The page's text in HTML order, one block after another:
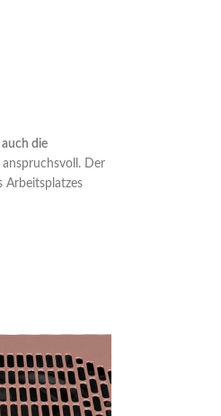
die
Der
Arbeitsplatzes